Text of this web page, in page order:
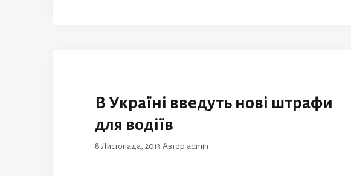
В Україні введуть нові штрафи
для водіїв
8 Листопада, 2013 Автор admin